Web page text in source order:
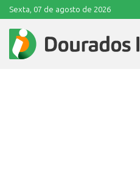
Sexta, 07 de agosto de 2026